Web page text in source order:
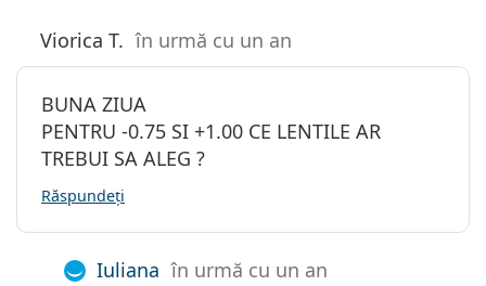
Viorica T. în urmă cu un an
BUNA ZIUA
PENTRU -0.75 SI +1.00 CE LENTILE AR
TREBUI SA ALEG ?
Răspundeți
Iuliana în urmă cu un an